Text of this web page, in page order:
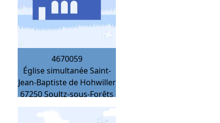
4670059
Église simultanée Saint-
Jean-Baptiste de Hohwiller
67250Soultz-sous-Forêts